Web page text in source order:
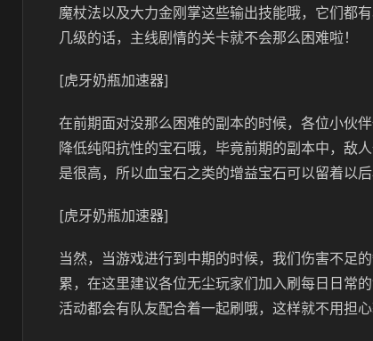
魔杖法以及大力金刚掌这些输出技能哦，它们都
几级的话，主线剧情的关卡就不会那么困难啦！
[虎牙奶瓶加速器]
在前期面对没那么困难的副本的时候，各位小伙
降低纯阳抗性的宝石哦，毕竟前期的副本中，敌
是很高，所以血宝石之类的增益宝石可以留着以后
[虎牙奶瓶加速器]
当然，当游戏进行到中期的时候，我们伤害不足
累，在这里建议各位无尘玩家们加入刷每日日常
活动都会有队友配合着一起刷哦，这样就不用担心